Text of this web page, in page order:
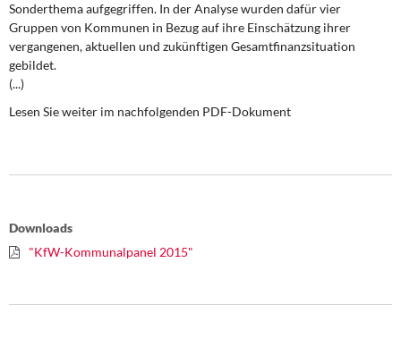
Weitere Themen
Memo-Gruppe
Kontakt
Sonderthema aufgegriffen. In der Analyse wurden dafür vier
Gruppen von Kommunen in Bezug auf ihre Einschätzung ihrer
vergangenen, aktuellen und zukünftigen Gesamtfinanzsituation
gebildet.
(...)
Lesen Sie weiter im nachfolgenden PDF-Dokument
Downloads
"KfW-Kommunalpanel 2015"